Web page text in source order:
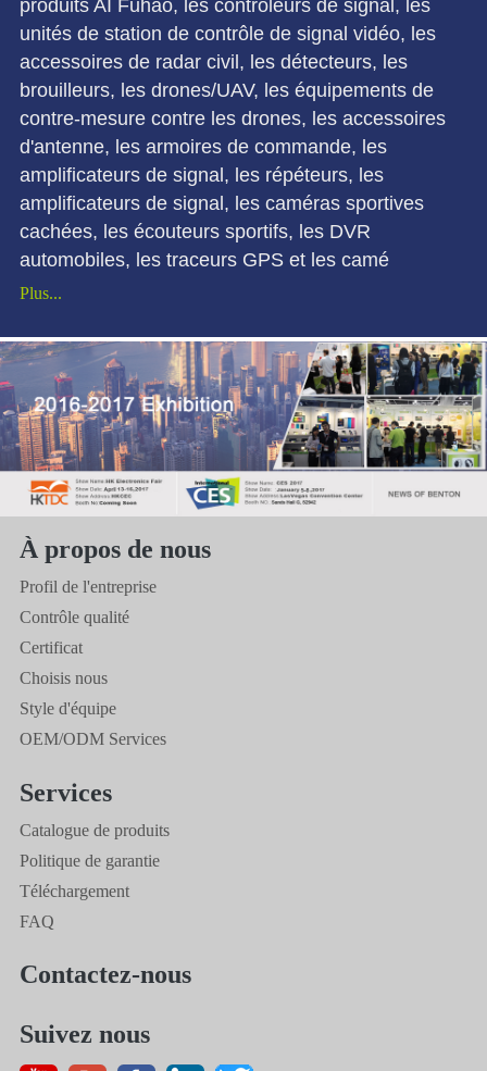
produits AI Fuhao, les contrôleurs de signal, les
unités de station de contrôle de signal vidéo, les
accessoires de radar civil, les détecteurs, les
brouilleurs, les drones/UAV, les équipements de
contre-mesure contre les drones, les accessoires
d'antenne, les armoires de commande, les
amplificateurs de signal, les répéteurs, les
amplificateurs de signal, les caméras sportives
cachées, les écouteurs sportifs, les DVR
automobiles, les traceurs GPS et les camé
Plus...
À propos de nous
Profil de l'entreprise
Contrôle qualité
Certificat
Choisis nous
Style d'équipe
OEM/ODM Services
Services
Catalogue de produits
Politique de garantie
Téléchargement
FAQ
Contactez-nous
Suivez nous